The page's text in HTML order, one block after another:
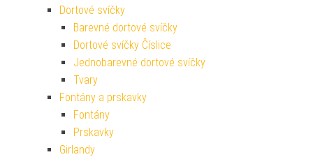
Dortové svíčky
Barevné dortové svíčky
Dortové svíčky Číslice
Jednobarevné dortové svíčky
Tvary
Fontány a prskavky
Fontány
Prskavky
Girlandy